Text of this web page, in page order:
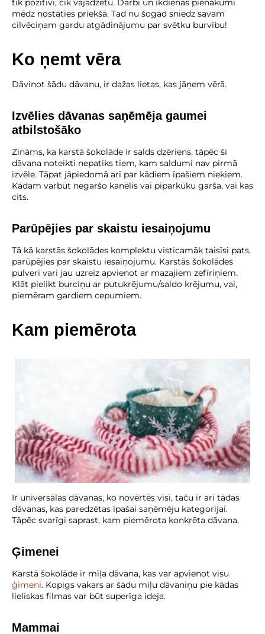
tik pozitīvi, cik vajadzētu. Darbi un ikdienas pienākumi
mēdz nostāties priekšā. Tad nu šogad sniedz savam
cilvēciņam gardu atgādinājumu par svētku burvību!
Ko ņemt vēra
Dāvinot šādu dāvanu, ir dažas lietas, kas jāņem vērā.
Izvēlies dāvanas saņēmēja gaumei
atbilstošāko
Zināms, ka karstā šokolāde ir salds dzēriens, tāpēc šī
dāvana noteikti nepatiks tiem, kam saldumi nav pirmā
izvēle. Tāpat jāpiedomā arī par kādiem īpašiem niekiem.
Kādam varbūt negaršo kanēlis vai piparkūku garša, vai kas
cits.
Parūpējies par skaistu iesaiņojumu
Tā kā karstās šokolādes komplektu visticamāk taisīsi pats,
parūpējies par skaistu iesaiņojumu. Karstās šokolādes
pulveri vari jau uzreiz apvienot ar mazajiem zefīriņiem.
Klāt pielikt burciņu ar putukrējumu/saldo krējumu, vai,
piemēram gardiem cepumiem.
Kam piemērota
Ir universālas dāvanas, ko novērtēs visi, taču ir arī tādas
dāvanas, kas paredzētas īpašai saņēmēju kategorijai.
Tāpēc svarīgi saprast, kam piemērota konkrēta dāvana.
Ģimenei
Karstā šokolāde ir mīļa dāvana, kas var apvienot visu
ģimeni. Kopīgs vakars ar šādu mīļu dāvaniņu pie kādas
lieliskas filmas var būt superīga ideja.
Mammai